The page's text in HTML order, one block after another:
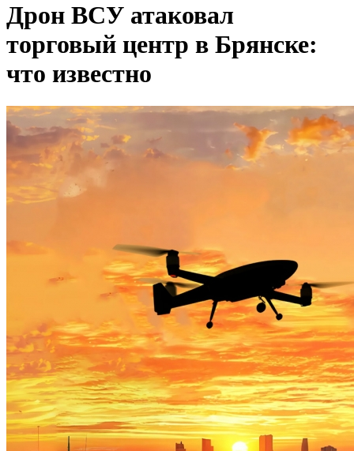
Дрон ВСУ атаковал
торговый центр в Брянске:
что известно